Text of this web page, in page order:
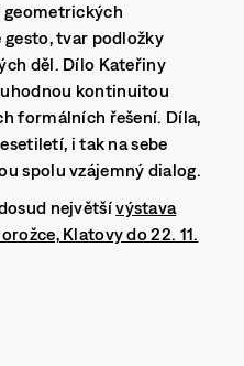
geometrických
tvar podložky
děl. Dílo Kateřiny
kontinuitou
formálních řešení. Díla,
i tak na sebe
spolu vzájemný dialog.
největšívýstava
Klatovy do 22. 11.